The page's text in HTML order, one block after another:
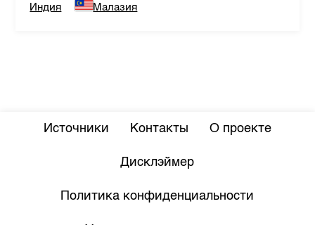
Индия
Малазия
Источники Контакты О проекте
Дисклэймер
Политика конфиденциальности